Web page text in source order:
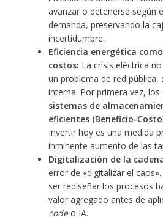
avanzar o detenerse según
demanda, preservando la
incertidumbre.
Eficiencia energética
costos: La crisis eléctrica
un problema de red pública,
interna. Por primera vez, los
sistemas de
eficientes (Beneficio-
Invertir hoy es una medida
inminente aumento de las
Digitalización de la
error de «digitalizar el
ser rediseñar los procesos
valor agregado antes de
codeo IA.